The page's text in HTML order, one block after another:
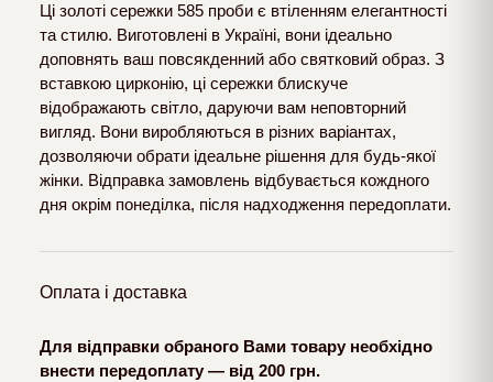
Ці золоті сережки 585 проби є втіленням елегантності
та стилю. Виготовлені в Україні, вони ідеально
доповнять ваш повсякденний або святковий образ. З
вставкою цирконію, ці сережки блискуче
відображають світло, даруючи вам неповторний
вигляд. Вони виробляються в різних варіантах,
дозволяючи обрати ідеальне рішення для будь-якої
жінки. Відправка замовлень відбувається кождного
дня окрім понеділка, після надходження передоплати.
Оплата і доставка
Для відправки обраного Вами товару необхідно
внести передоплату — від 200 грн.